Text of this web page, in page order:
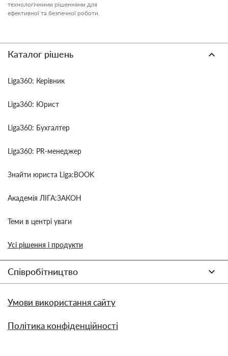
технологічними рішеннями для
ефективної та безпечної роботи.
Каталог рішень
Liga360: Керівник
Liga360: Юрист
Liga360: Бухгалтер
Liga360: PR-менеджер
Знайти юриста Liga:BOOK
Академія ЛІГА:ЗАКОН
Теми в центрі уваги
Усі рішення і продукти
Співробітництво
Умови використання сайту
Політика конфіденційності